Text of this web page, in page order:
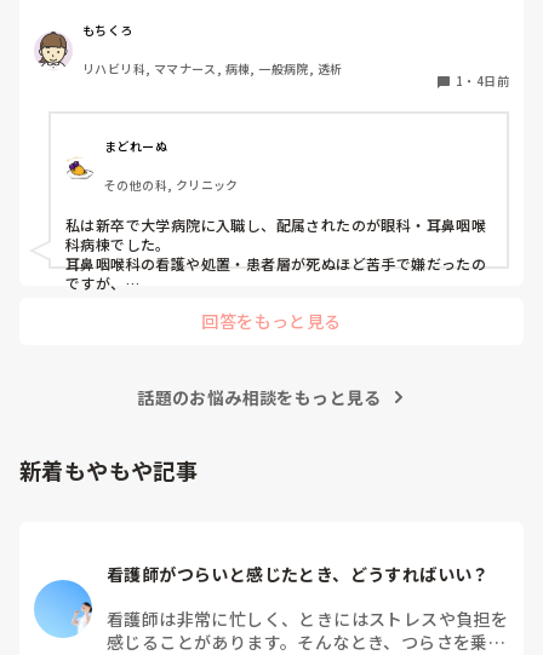
私はこれまで脳神経外科、リハビリ科、透析室と経験しまし
たが、どこもしっくり来なくて悩んでいます…。次回の転職
の参考にさせていただきたいです😭
もちくろ
リハビリ科, ママナース, 病棟, 一般病院, 透析
1 ・ 4日前
まどれーぬ
その他の科, クリニック
私は新卒で大学病院に入職し、配属されたのが眼科・耳鼻咽喉
科病棟でした。
耳鼻咽喉科の看護や処置・患者層が死ぬほど苦手で嫌だったの
ですが、
異動の声がかかる前に眼科クリニックに転職しました。
回答をもっと見る
話題のお悩み相談をもっと見る
新着もやもや記事
看護師がつらいと感じたとき、どうすればいい？
看護師は非常に忙しく、ときにはストレスや負担を
感じることがあります。そんなとき、つらさを乗り